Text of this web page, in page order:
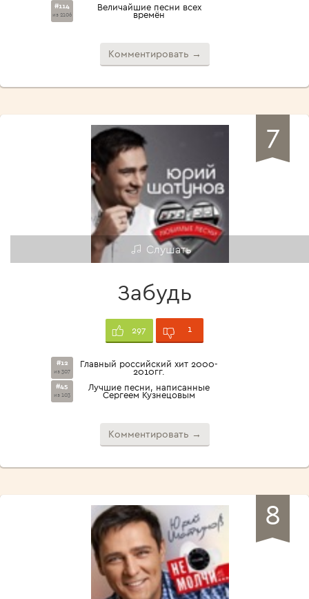
#114
из 2106
Величайшие песни всех
времён
Комментировать →
7
Слушать
Забудь
297 1
#12
из 307
Главный российский хит 2000-
2010гг.
#45
из 103
Лучшие песни, написанные
Сергеем Кузнецовым
Комментировать →
8